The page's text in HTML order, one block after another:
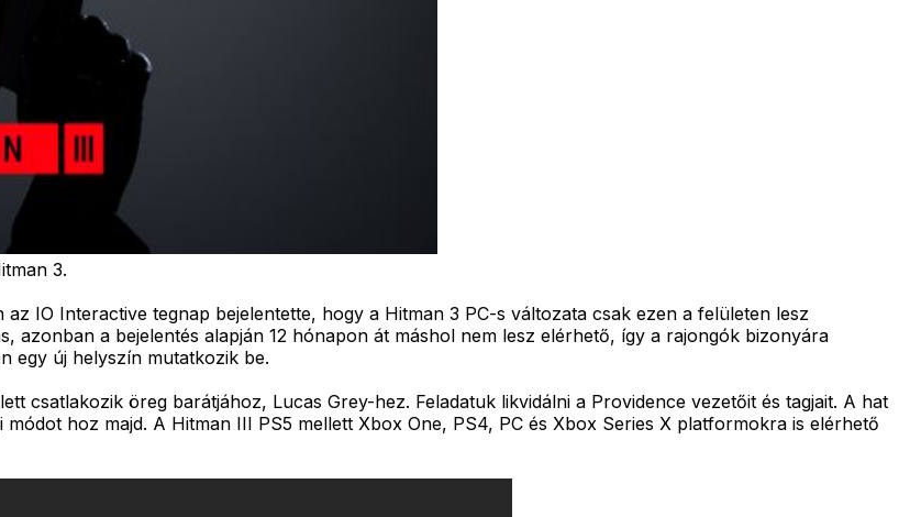
3.
IO Interactive tegnap bejelentette, hogy a Hitman 3 PC-s változata csak ezen a felületen lesz
azonban a bejelentés alapján 12 hónapon át máshol nem lesz elérhető, így a rajongók bizonyára
egy új helyszín mutatkozik be.
csatlakozik öreg barátjához, Lucas Grey-hez. Feladatuk likvidálni a Providence vezetőit és tagjait. A hat
hoz majd. A Hitman III PS5 mellett Xbox One, PS4, PC és Xbox Series X platformokra is elérhető